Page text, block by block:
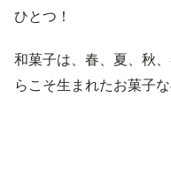
ひとつ！
和菓子は、春、夏、秋
らこそ生まれたお菓子な